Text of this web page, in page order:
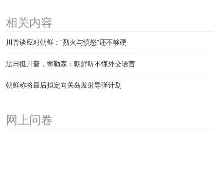
相关内容
川普谈应对朝鲜：“烈火与愤怒”还不够硬
法日挺川普，蒂勒森：朝鲜听不懂外交语言
朝鲜称将最后拟定向关岛发射导弹计划
网上问卷